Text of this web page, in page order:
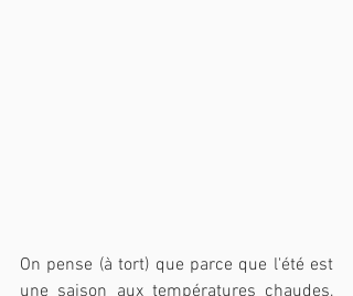
On pense (à tort) que parce que l'été est
une saison aux températures chaudes,